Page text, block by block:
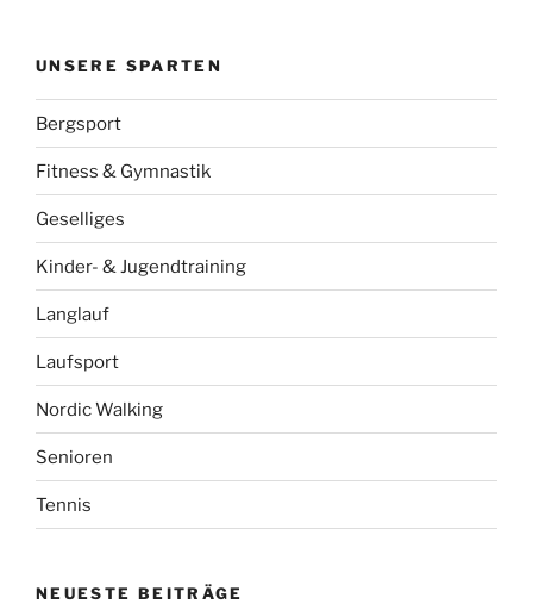
UNSERE SPARTEN
Bergsport
Fitness & Gymnastik
Geselliges
Kinder- & Jugendtraining
Langlauf
Laufsport
Nordic Walking
Senioren
Tennis
NEUESTE BEITRÄGE